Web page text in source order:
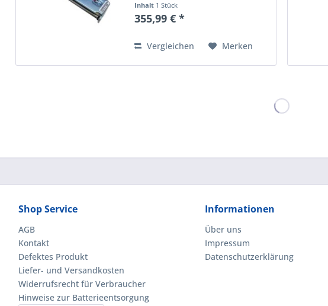
unterliegt so im Laufe der Zeit
einem stetigen Abrieb. Wird der
Inhalt 1 Stück
355,99 € *
Vergleichen Merken
Shop Service
AGB
Kontakt
Defektes Produkt
Liefer- und Versandkosten
Widerrufsrecht für Verbraucher
Hinweise zur Batterieentsorgung
Informationen
Über uns
Impressum
Datenschutzerklärung